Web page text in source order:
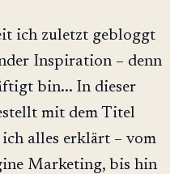
ich zuletzt gebloggt
Inspiration – denn
bin... In dieser
mit dem Titel
alles erklärt – vom
Marketing, bis hin